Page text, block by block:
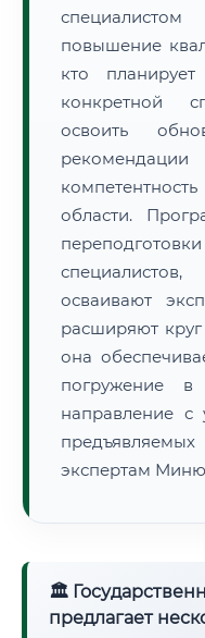
повышение
кто
конкретной
освоить
области.
осваивают
расширяют
она
погружение в
направление с
экспертам
🏛
предлагает